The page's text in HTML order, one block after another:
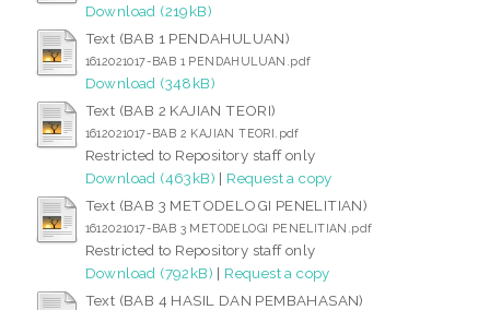
Download (219kB)
Text (BAB 1 PENDAHULUAN)
1612021017-BAB 1 PENDAHULUAN.pdf
Download (348kB)
Text (BAB 2 KAJIAN TEORI)
1612021017-BAB 2 KAJIAN TEORI.pdf
Restricted to Repository staff only
Download (463kB) | Request a copy
Text (BAB 3 METODELOGI PENELITIAN)
1612021017-BAB 3 METODELOGI PENELITIAN.pdf
Restricted to Repository staff only
Download (792kB) | Request a copy
Text (BAB 4 HASIL DAN PEMBAHASAN)